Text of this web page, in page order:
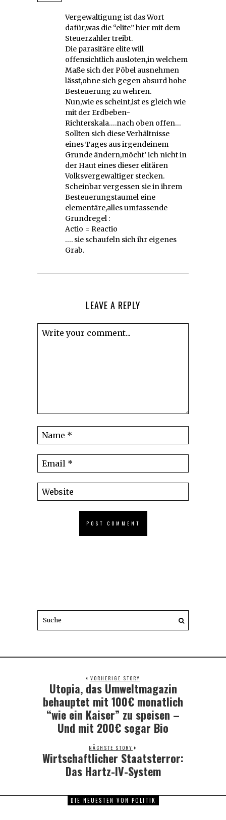
Vergewaltigung ist das Wort
dafür,was die “elite” hier mit dem
Steuerzahler treibt.
Die parasitäre elite will
offensichtlich ausloten,in welchem
Maße sich der Pöbel ausnehmen
lässt,ohne sich gegen absurd hohe
Besteuerung zu wehren.
Nun,wie es scheint,ist es gleich wie
mit der Erdbeben-
Richterskala….nach oben offen…
Sollten sich diese Verhältnisse
eines Tages aus irgendeinem
Grunde ändern,möcht’ ich nicht in
der Haut eines dieser elitären
Volksvergewaltiger stecken.
Scheinbar vergessen sie in ihrem
Besteuerungstaumel eine
elementäre,alles umfassende
Grundregel :
Actio = Reactio
…. sie schaufeln sich ihr eigenes
Grab.
LEAVE A REPLY
VORHERIGE STORY
Previous
post:
Utopia, das Umweltmagazin
behauptet mit 100€ monatlich
“wie ein Kaiser” zu speisen –
Und mit 200€ sogar Bio
NÄCHSTE STORY
Next
post:
Wirtschaftlicher Staatsterror:
Das Hartz-IV-System
DIE NEUESTEN VON POLITIK